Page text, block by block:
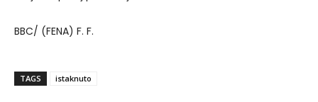
BBC/ (FENA) F. F.
TAGS istaknuto